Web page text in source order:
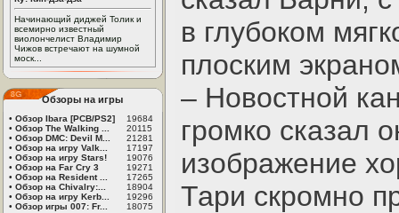
Начинающий диджей Толик и
всемирно известный
виолончелист Владимир
Чижов встречают на шумной
моск...
Обзоры на игры
• Обзор Ibara [PCB/PS2]
19684
• Обзор The Walking ...
20115
• Обзор DMC: Devil M...
21281
• Обзор на игру Valk...
17197
• Обзор на игру Stars!
19076
• Обзор на Far Cry 3
19271
• Обзор на Resident ...
17265
• Обзор на Chivalry:...
18904
• Обзор на игру Kerb...
19296
• Обзор игры 007: Fr... 18075
в глубоком
плоским
– Новостной
громко сказал
изображение
Тари скромно